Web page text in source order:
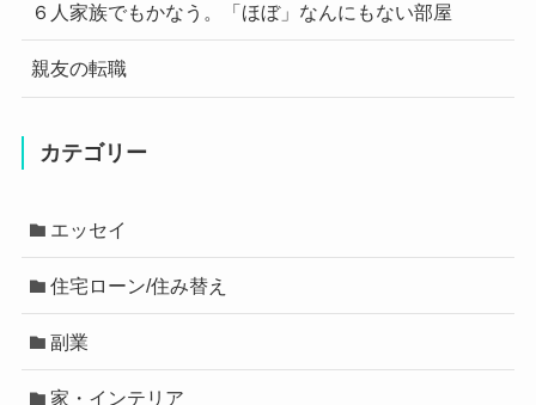
６人家族でもかなう。「ほぼ」なんにもない部屋
親友の転職
カテゴリー
エッセイ
住宅ローン/住み替え
副業
家・インテリア